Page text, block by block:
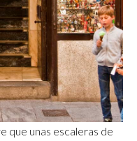
que unas escaleras de